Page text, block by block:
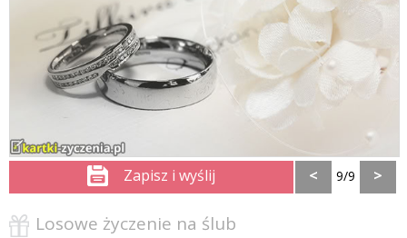
Zapisz i wyślij < 9/9 >
Losowe życzenie na ślub